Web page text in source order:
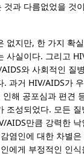
것과 다름없었을 것
없지만, 한 가지 확
사실이다. 그리고
와 사회적인 질
. 과거 HIV/AIDS가
해 공포심과 편견
조성되었다. 모든
AIDS만큼 강력한
염인에 대한 차별
에게 부정적인 인